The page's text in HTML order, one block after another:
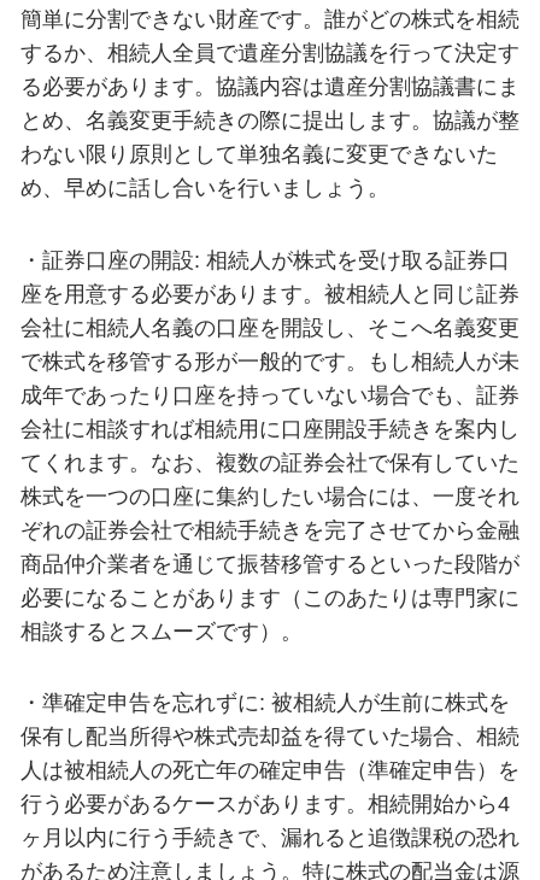
簡単に分割できない財産です。誰がどの株式を相続
するか、相続人全員で遺産分割協議を行って決定す
る必要があります。協議内容は遺産分割協議書にま
とめ、名義変更手続きの際に提出します。協議が整
わない限り原則として単独名義に変更できないた
め、早めに話し合いを行いましょう。
・証券口座の開設: 相続人が株式を受け取る証券口
座を用意する必要があります。被相続人と同じ証券
会社に相続人名義の口座を開設し、そこへ名義変更
で株式を移管する形が一般的です。もし相続人が未
成年であったり口座を持っていない場合でも、証券
会社に相談すれば相続用に口座開設手続きを案内し
てくれます。なお、複数の証券会社で保有していた
株式を一つの口座に集約したい場合には、一度それ
ぞれの証券会社で相続手続きを完了させてから金融
商品仲介業者を通じて振替移管するといった段階が
必要になることがあります（このあたりは専門家に
相談するとスムーズです）。
・準確定申告を忘れずに: 被相続人が生前に株式を
保有し配当所得や株式売却益を得ていた場合、相続
人は被相続人の死亡年の確定申告（準確定申告）を
行う必要があるケースがあります。相続開始から4
ヶ月以内に行う手続きで、漏れると追徴課税の恐れ
があるため注意しましょう。特に株式の配当金は源